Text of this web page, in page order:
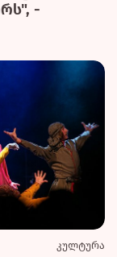
-
კულტურა